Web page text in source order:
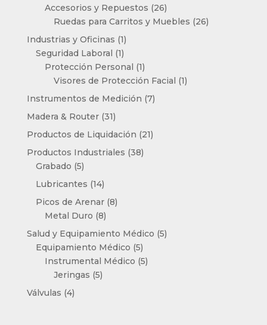
productos
Accesorios y Repuestos 2626
productos
Ruedas para Carritos y Muebles 2626
Industrias y Oficinas 11
producto
Seguridad Laboral 11
producto
Protección Personal 11
producto
Visores de Protección Facial 11
Instrumentos de Medición 77
Madera & Router 3131
productos
Productos de Liquidación 2121
Productos Industriales 3838
Grabado 55
productos
Lubricantes 1414
productos
Picos de Arenar 88
Metal Duro 88
productos
Salud y Equipamiento Médico 55
Equipamiento Médico 55
productos
Instrumental Médico 55
Jeringas 55
Válvulas 44